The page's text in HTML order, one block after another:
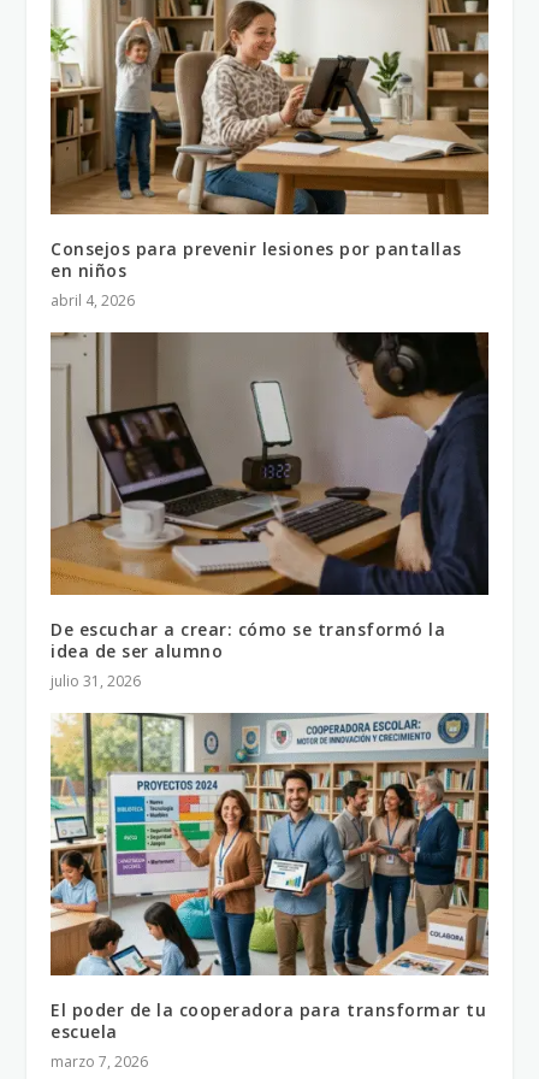
Consejos para prevenir lesiones por pantallas
en niños
abril 4, 2026
De escuchar a crear: cómo se transformó la
idea de ser alumno
julio 31, 2026
El poder de la cooperadora para transformar tu
escuela
marzo 7, 2026